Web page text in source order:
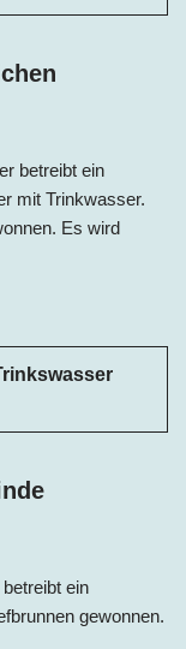
betreibt ein
mit Trinkwasser.
Es wird
ein
gewonnen.